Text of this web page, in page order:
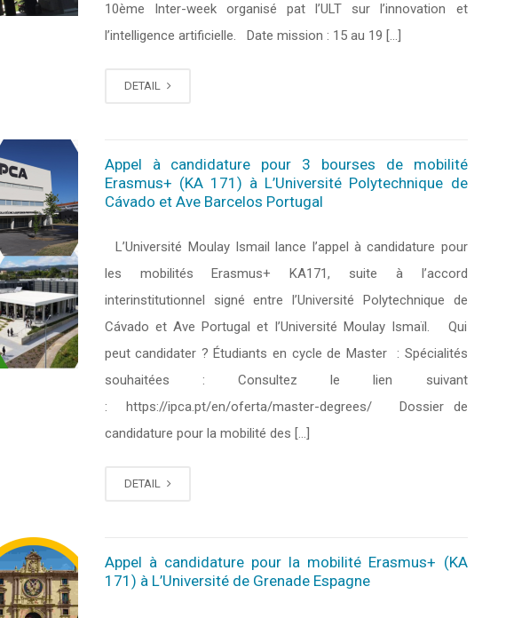
10ème Inter-week organisé pat l’ULT sur l’innovation et
l’intelligence artificielle. Date mission : 15 au 19 […]
DETAIL
Appel à candidature pour 3 bourses de mobilité
Erasmus+ (KA 171) à L’Université Polytechnique de
Cávado et Ave Barcelos Portugal
L’Université Moulay Ismail lance l’appel à candidature pour
les mobilités Erasmus+ KA171, suite à l’accord
interinstitutionnel signé entre l’Université Polytechnique de
Cávado et Ave Portugal et l’Université Moulay Ismaïl. Qui
peut candidater ? Étudiants en cycle de Master : Spécialités
souhaitées : Consultez le lien suivant
: https://ipca.pt/en/oferta/master-degrees/ Dossier de
candidature pour la mobilité des […]
DETAIL
Appel à candidature pour la mobilité Erasmus+ (KA
171) à L’Université de Grenade Espagne